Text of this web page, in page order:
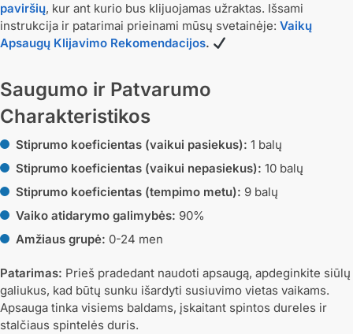
paviršių, kur ant kurio bus klijuojamas užraktas. Išsami
instrukcija ir patarimai prieinami mūsų svetainėje: Vaikų
Apsaugų Klijavimo Rekomendacijos.
Saugumo ir Patvarumo
Charakteristikos
Stiprumo koeficientas (vaikui pasiekus): 1 balų
Stiprumo koeficientas (vaikui nepasiekus): 10 balų
Stiprumo koeficientas (tempimo metu): 9 balų
Vaiko atidarymo galimybės: 90%
Amžiaus grupė: 0-24 men
Patarimas: Prieš pradedant naudoti apsaugą, apdeginkite siūlų
galiukus, kad būtų sunku išardyti susiuvimo vietas vaikams.
Apsauga tinka visiems baldams, įskaitant spintos dureles ir
stalčiaus spintelės duris.